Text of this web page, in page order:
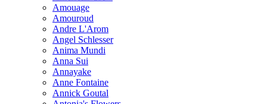
Amouage
Amouroud
Andre L'Arom
Angel Schlesser
Anima Mundi
Anna Sui
Annayake
Anne Fontaine
Annick Goutal